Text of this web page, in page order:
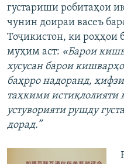
густариши робитаҳои
чунин доираи васеъ
Тоҷикистон, ки роҳҳои
муҳим аст: «Барои
хусусан барои
баҳрро надоранд,
таҳкими
устуворияти рушду
дорад.”